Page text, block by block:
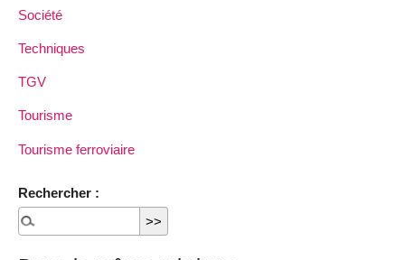
Société
Techniques
TGV
Tourisme
Tourisme ferroviaire
Rechercher :